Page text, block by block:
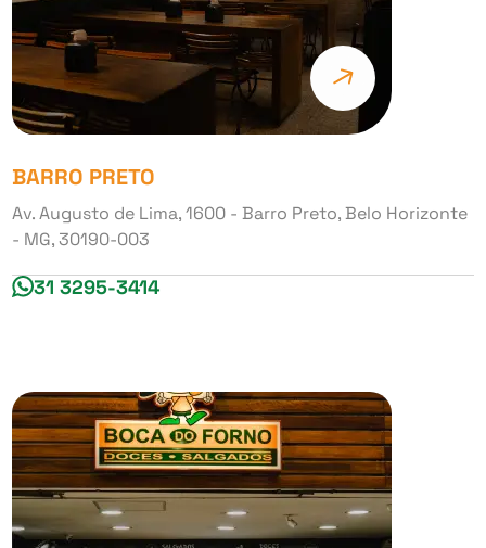
BARRO PRETO
Av. Augusto de Lima, 1600 - Barro Preto, Belo Horizonte
- MG, 30190-003
31 3295-3414